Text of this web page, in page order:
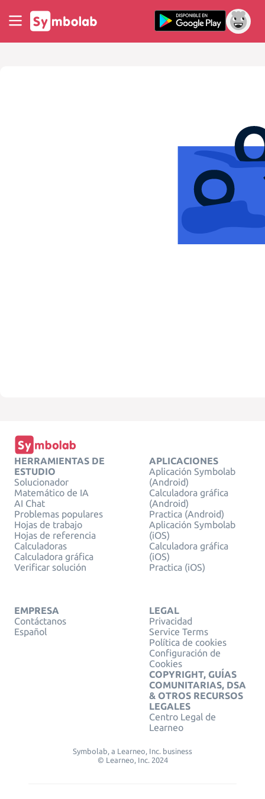
HERRAMIENTAS DE
ESTUDIO
Solucionador
Matemático de IA
AI Chat
Problemas populares
Hojas de trabajo
Hojas de referencia
Calculadoras
Calculadora gráfica
Verificar solución
APLICACIONES
Aplicación Symbolab
(Android)
Calculadora gráfica
(Android)
Practica (Android)
Aplicación Symbolab
(iOS)
Calculadora gráfica
(iOS)
Practica (iOS)
EMPRESA
Contáctanos
Español
LEGAL
Privacidad
Service Terms
Política de cookies
Configuración de
Cookies
COPYRIGHT, GUÍAS
COMUNITARIAS, DSA
& OTROS RECURSOS
LEGALES
Centro Legal de
Learneo
Symbolab, a Learneo, Inc. business
© Learneo, Inc. 2024